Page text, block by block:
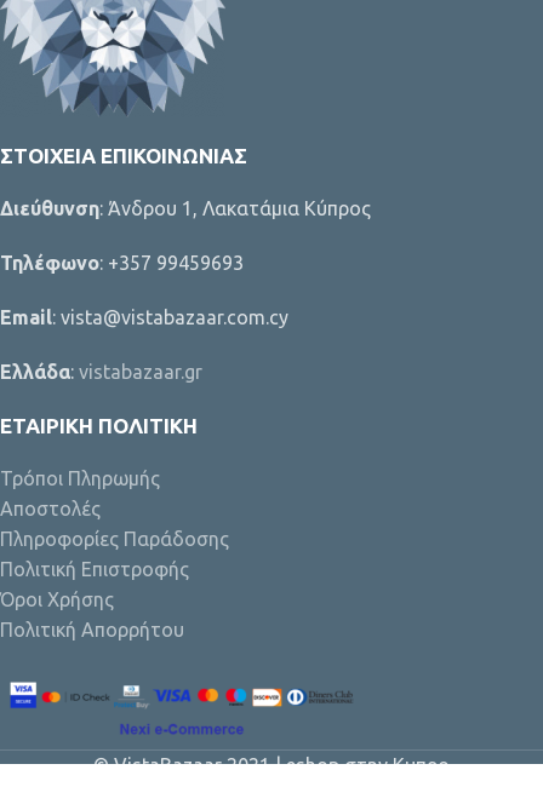
ΣΤΟΙΧΕΊΑ ΕΠΙΚΟΙΝΩΝΊΑΣ
Διεύθυνση: Άνδρου 1, Λακατάμια Κύπρος
Τηλέφωνο: +357 99459693
Email: vista@vistabazaar.com.cy
Ελλάδα: vistabazaar.gr
ΕΤΑΙΡΙΚΉ ΠΟΛΙΤΙΚΉ
Τρόποι Πληρωμής
Αποστολές
Πληροφορίες Παράδοσης
Πολιτική Επιστροφής
Όροι Χρήσης
Πολιτική Απορρήτου
© VistaBazaar 2021 | eshop στην Κυπρο